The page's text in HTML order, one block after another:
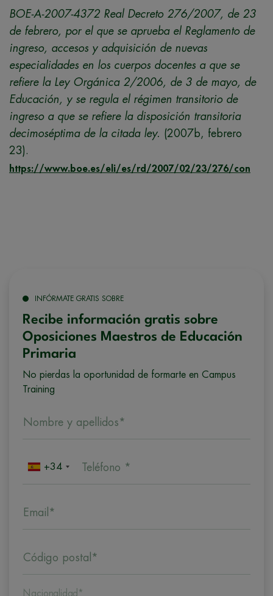
BOE-A-2007-4372 Real Decreto 276/2007, de 23
de febrero, por el que se aprueba el Reglamento de
ingreso, accesos y adquisición de nuevas
especialidades en los cuerpos docentes a que se
refiere la Ley Orgánica 2/2006, de 3 de mayo, de
Educación, y se regula el régimen transitorio de
ingreso a que se refiere la disposición transitoria
decimoséptima de la citada ley. (2007b, febrero
23).
https://www.boe.es/eli/es/rd/2007/02/23/276/con
INFÓRMATE GRATIS SOBRE
Recibe información gratis sobre
Oposiciones Maestros de Educación
Primaria
No pierdas la oportunidad de formarte en Campus
Training
Nombre y apellidos*
+34 Teléfono *
Email*
Código postal*
Nacionalidad*